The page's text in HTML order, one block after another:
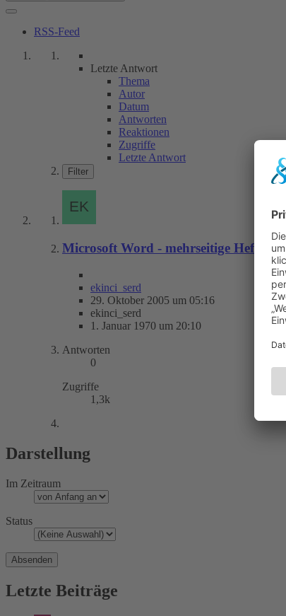
RSS-Feed
Letzte Antwort
Thema
Autor
Datum
Antworten
Reaktionen
Zugriffe
Letzte Antwort
Filter
Microsoft Word - mehrseitige Hefte
ekinci_serd
29. Oktober 2005 um 05:16
ekinci_serd
1. Januar 1970 um 20:10
Antworten
0
Zugriffe
1,3k
Darstellung
Im Zeitraum
Status
Letzte Beiträge